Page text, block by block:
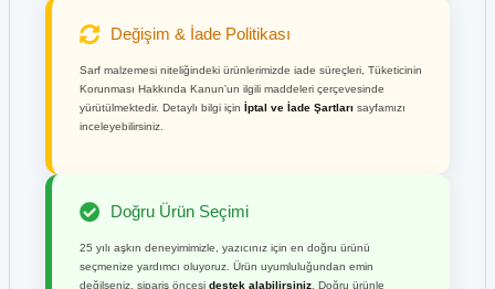
Değişim & İade Politikası
Sarf malzemesi niteliğindeki ürünlerimizde iade süreçleri, Tüketicinin
Korunması Hakkında Kanun'un ilgili maddeleri çerçevesinde
yürütülmektedir. Detaylı bilgi için İptal ve İade Şartları sayfamızı
inceleyebilirsiniz.
Doğru Ürün Seçimi
25 yılı aşkın deneyimimizle, yazıcınız için en doğru ürünü
seçmenize yardımcı oluyoruz. Ürün uyumluluğundan emin
değilseniz, sipariş öncesi destek alabilirsiniz. Doğru ürünle